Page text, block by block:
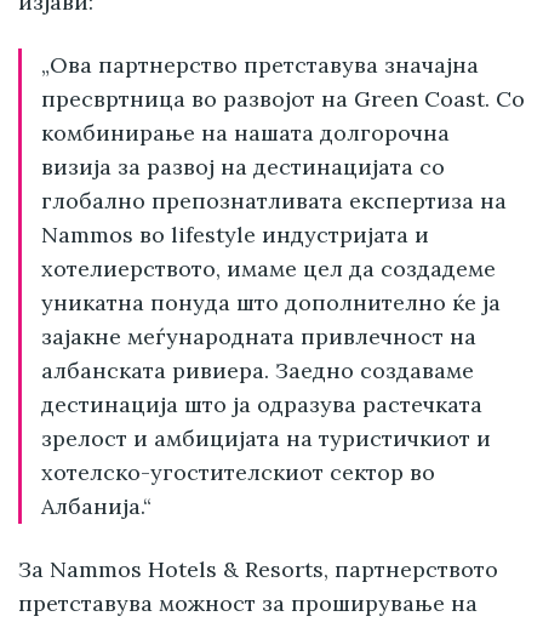
„Ова партнерство претставува значајна
пресвртница во развојот на Green Coast. Со
комбинирање на нашата долгорочна
визија за развој на дестинацијата со
глобално препознатливата експертиза на
Nammos во lifestyle индустријата и
хотелиерството, имаме цел да создадеме
уникатна понуда што дополнително ќе ја
зајакне меѓународната привлечност на
албанската ривиера. Заедно создаваме
дестинација што ја одразува растечката
зрелост и амбицијата на туристичкиот и
хотелско-угостителскиот сектор во
Албанија.“
За Nammos Hotels & Resorts, партнерството
претставува можност за проширување на